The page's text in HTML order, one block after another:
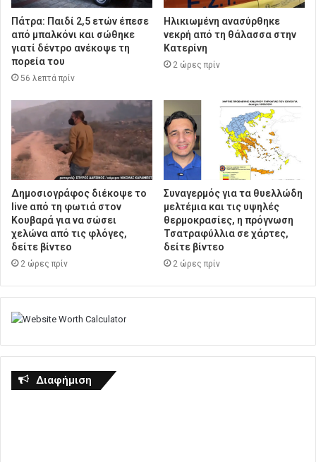
Πάτρα: Παιδί 2,5 ετών έπεσε
από μπαλκόνι και σώθηκε
γιατί δέντρο ανέκοψε τη
πορεία του
56 λεπτά πρίν
Ηλικιωμένη ανασύρθηκε
νεκρή από τη θάλασσα στην
Κατερίνη
2 ώρες πρίν
Δημοσιογράφος διέκοψε το
live από τη φωτιά στον
Κουβαρά για να σώσει
χελώνα από τις φλόγες,
δείτε βίντεο
2 ώρες πρίν
Συναγερμός για τα θυελλώδη
μελτέμια και τις υψηλές
θερμοκρασίες, η πρόγνωση
Τσατραφύλλια σε χάρτες,
δείτε βίντεο
2 ώρες πρίν
Διαφήμιση